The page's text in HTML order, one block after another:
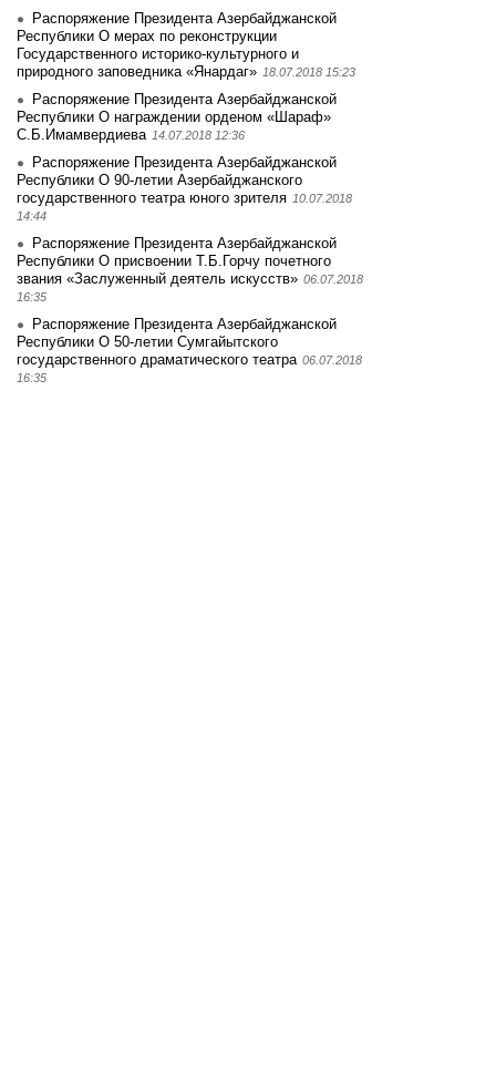
Распоряжение Президента Азербайджанской
Республики О мерах по реконструкции
Государственного историко-культурного и
природного заповедника «Янардаг» 18.07.2018 15:23
Распоряжение Президента Азербайджанской
Республики О награждении орденом «Шараф»
С.Б.Имамвердиева 14.07.2018 12:36
Распоряжение Президента Азербайджанской
Республики О 90-летии Азербайджанского
государственного театра юного зрителя 10.07.2018
14:44
Распоряжение Президента Азербайджанской
Республики О присвоении Т.Б.Горчу почетного
звания «Заслуженный деятель искусств» 06.07.2018
16:35
Распоряжение Президента Азербайджанской
Республики О 50-летии Сумгайытского
государственного драматического театра 06.07.2018
16:35